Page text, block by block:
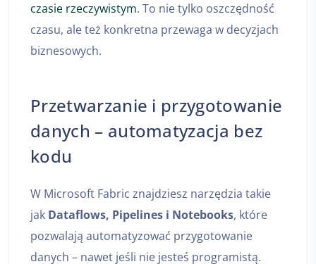
czasie rzeczywistym. To nie tylko oszczędność
czasu, ale też konkretna przewaga w decyzjach
biznesowych.
Przetwarzanie i przygotowanie
danych – automatyzacja bez
kodu
W Microsoft Fabric znajdziesz narzędzia takie
jak Dataflows, Pipelines i Notebooks, które
pozwalają automatyzować przygotowanie
danych – nawet jeśli nie jesteś programistą.